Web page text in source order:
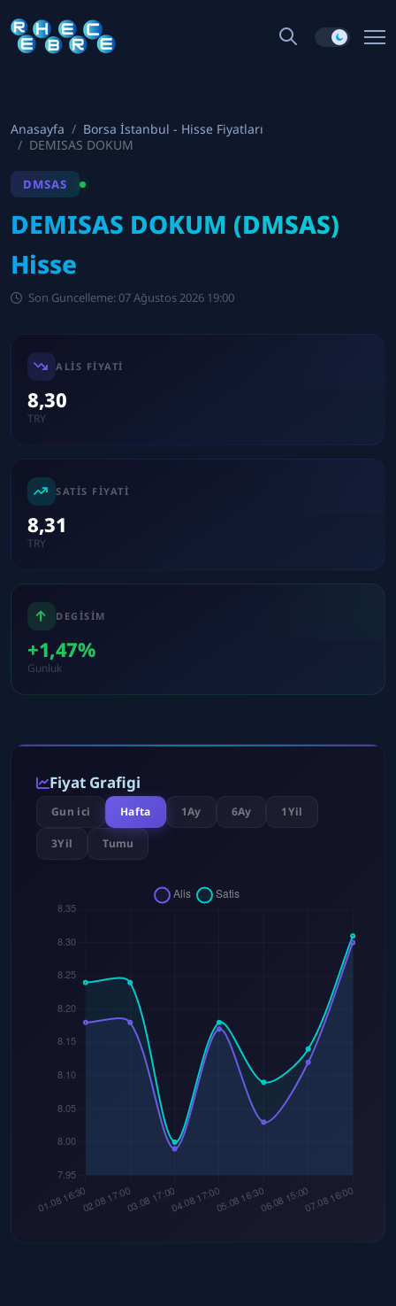
Anasayfa
Borsa İstanbul - Hisse Fiyatları
DEMISAS DOKUM
DMSAS
DEMISAS DOKUM (DMSAS)
Hisse
Son Guncelleme: 07 Ağustos 2026 19:00
ALIS FIYATI
8,30
TRY
SATIS FIYATI
8,31
TRY
DEGISIM
+1,47%
Gunluk
Fiyat Grafigi
Gun ici Hafta 1Ay 6Ay 1Yil
3Yil Tumu